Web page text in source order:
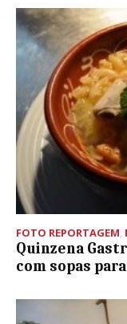
FOTO REPORTAGEM,
Quinzena
com sopas